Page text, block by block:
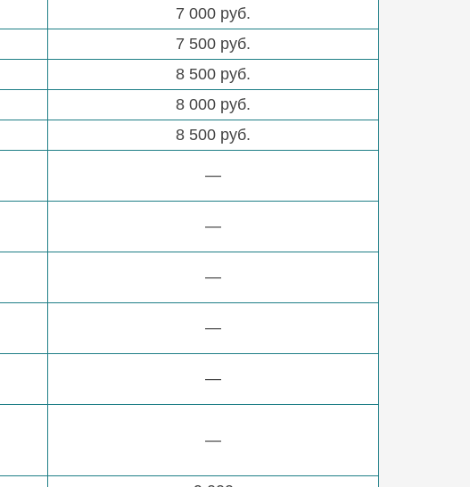
7 000 руб.
7 500 руб.
8 500 руб.
8 000 руб.
8 500 руб.
—
—
—
—
—
—